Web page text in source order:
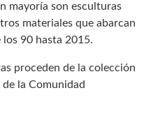
mayoría son esculturas
materiales que abarcan
los 90 hasta 2015.
proceden de la colección
la Comunidad